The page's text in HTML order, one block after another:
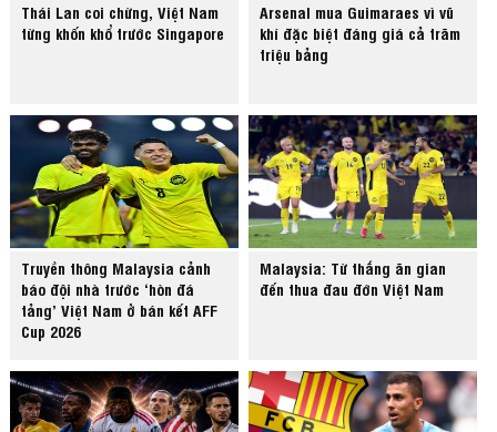
Thái Lan coi chừng, Việt Nam
từng khốn khổ trước Singapore
Arsenal mua Guimaraes vì vũ
khí đặc biệt đáng giá cả trăm
triệu bảng
Truyền thông Malaysia cảnh
báo đội nhà trước ‘hòn đá
tảng’ Việt Nam ở bán kết AFF
Cup 2026
Malaysia: Từ thắng ăn gian
đến thua đau đớn Việt Nam